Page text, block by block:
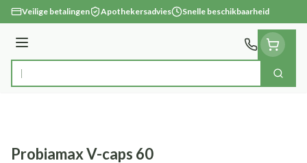
Ga naar de inhoud
Veilige betalingen Apothekersadvies Snelle beschikbaarheid
Menu
Product, merk, categorie... Zoek
Probiamax V-caps 60